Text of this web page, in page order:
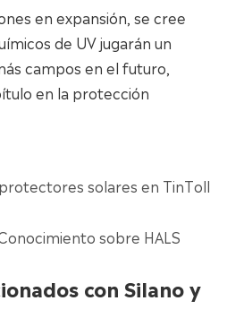
en expansión, se cree
de UV jugarán un
campos en el futuro,
en la protección
solares en TinToll
sobre HALS
con Silano y